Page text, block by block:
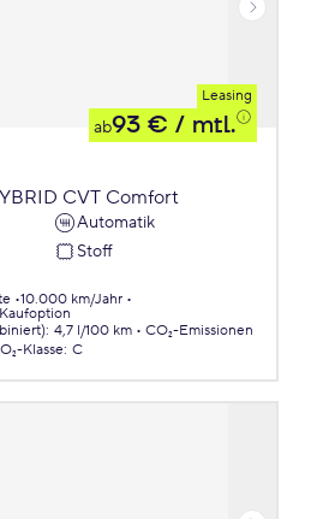
Leasing
ab93 € / mtl.
CVT Comfort
Automatik
Stoff
10.000 km/Jahr
: 4,7 l/100 km
CO₂-Emissionen
Klasse: C